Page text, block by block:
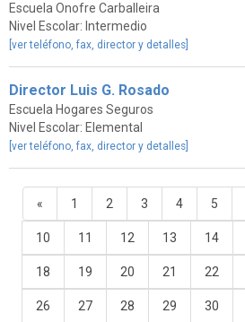
Escuela Onofre Carballeira
Nivel Escolar: Intermedio
[ver teléfono, fax, director y detalles]
Director Luis G. Rosado
Escuela Hogares Seguros
Nivel Escolar: Elemental
[ver teléfono, fax, director y detalles]
« 1 2 3 4 5
10 11 12 13 14
18 19 20 21 22
26 27 28 29 30